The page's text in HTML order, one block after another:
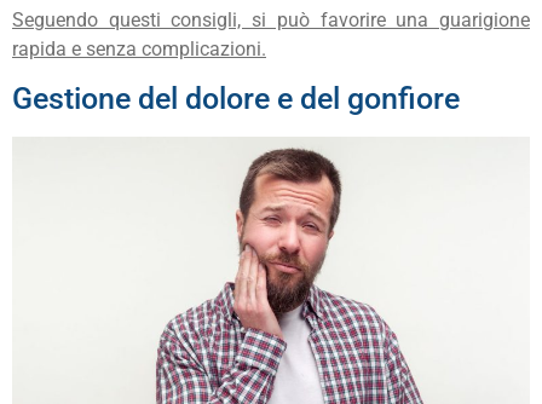
Seguendo questi consigli, si può favorire una guarigione
rapida e senza complicazioni.
Gestione del dolore e del gonfiore